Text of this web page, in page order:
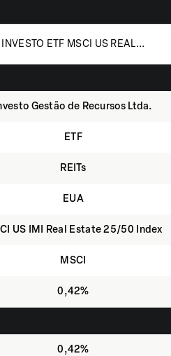
INVESTO ETF MSCI US REAL...
Gestão de Recursos Ltda.
ETF
REITs
EUA
US IMI Real Estate 25/50 Index
MSCI
0,42%
0,42%